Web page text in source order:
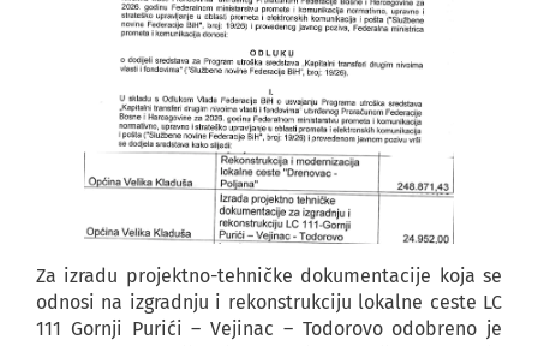
Za izradu projektno-tehničke dokumentacije koja se
odnosi na izgradnju i rekonstrukciju lokalne ceste LC
111 Gornji Purići – Vejinac – Todorovo odobreno je